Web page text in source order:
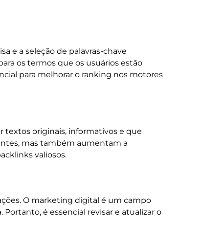
e a seleção de palavras-chave
os termos que os usuários estão
para melhorar o ranking nos motores
textos originais, informativos e que
mas também aumentam a
valiosos.
O marketing digital é um campo
é essencial revisar e atualizar o